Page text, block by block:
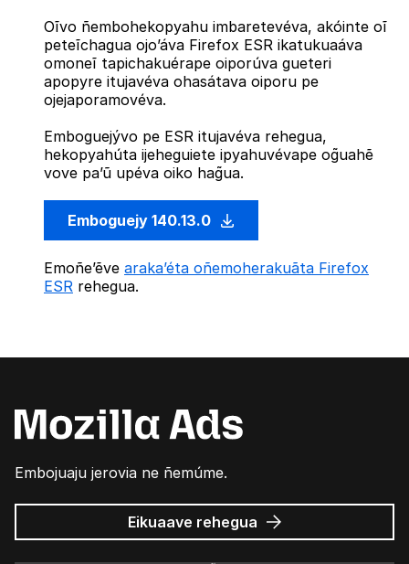
Oĩvo ñembohekopyahu imbaretevéva, akóinte oĩ
peteĩchagua ojo’áva Firefox ESR ikatukuaáva
omoneĩ tapichakuérape oiporúva gueteri
apopyre itujavéva ohasátava oiporu pe
ojejaporamovéva.
Emboguejývo pe ESR itujavéva rehegua,
hekopyahúta ijeheguiete ipyahuvévape og̃uahẽ
vove pa’ũ upéva oiko hag̃ua.
Emboguejy 140.13.0
Emoñe’ẽve araka’éta oñemoherakuãta Firefox
ESR rehegua.
Embojuaju jerovia ne ñemúme.
Eikuaave Mozilla
marandu’i
rehegua